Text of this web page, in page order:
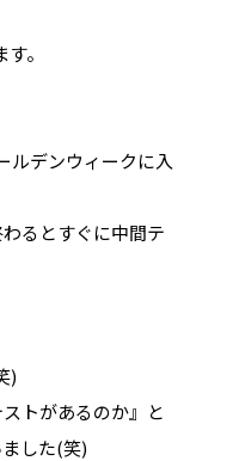
。
ルデンウィークに入
るとすぐに中間テ
)
トがあるのか』と
した(笑)